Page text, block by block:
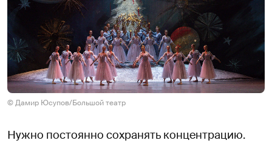
© Дамир Юсупов/Большой театр
Нужно постоянно сохранять концентрацию.